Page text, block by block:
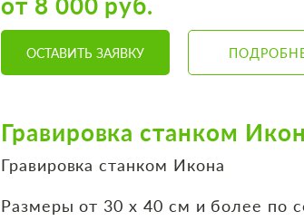
ОСТАВИТЬ ЗАЯВКУ
Гравировка станком
Гравировка станком Икона
Размеры от 30 х 40 см и более по